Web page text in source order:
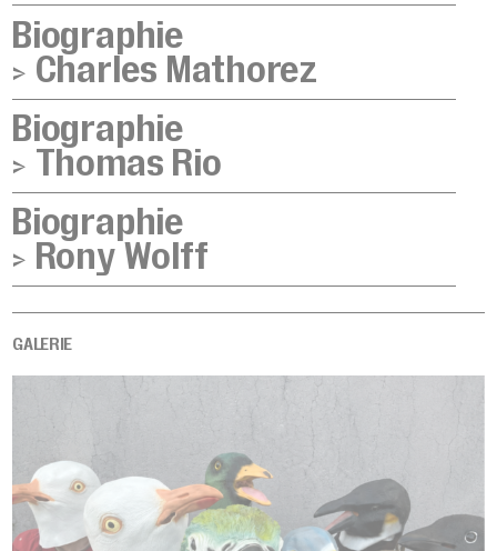
Biographie
> Charles Mathorez
Biographie
> Thomas Rio
Biographie
> Rony Wolff
GALERIE